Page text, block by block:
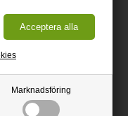
Marknadsföring
dina akustikpaneler.